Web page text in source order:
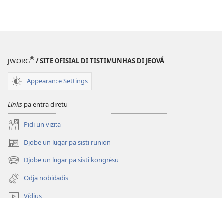
JW.ORG® / SITE OFISIAL DI TISTIMUNHAS DI JEOVÁ
Appearance Settings
Links pa entra diretu
Pidi un vizita
Djobe un lugar pa sisti runion
(abri
un
janéla
novu)
Djobe un lugar pa sisti kongrésu
(abri
un
janéla
novu)
Odja nobidadis
Vídius